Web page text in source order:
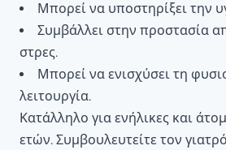
Μπορεί να υποστηρίξει την
Συμβάλλει στην προστασία
στρες.
Μπορεί να ενισχύσει τη
λειτουργία.
Κατάλληλο για ενήλικες και
ετών. Συμβουλευτείτε τον